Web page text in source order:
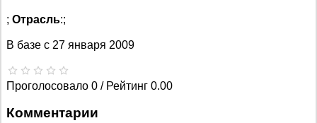
; Отрасль:;
В базе с 27 января 2009
Проголосовало 0 / Рейтинг 0.00
Комментарии